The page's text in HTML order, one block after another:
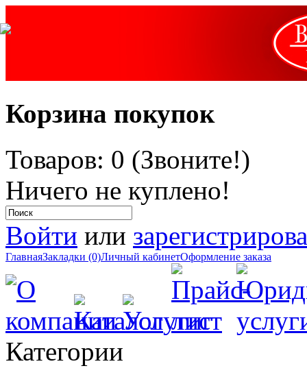
Корзина покупок
Товаров: 0 (Звоните!)
Ничего не куплено!
Войти или
ГлавнаяЗакладки (0)Личный кабинетОформление заказа
Категории